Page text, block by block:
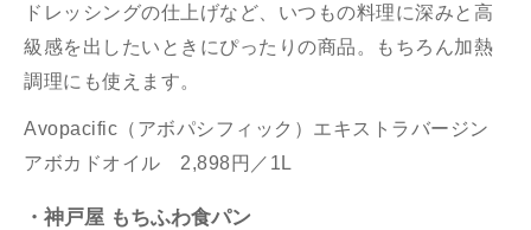
ドレッシングの仕上げなど、いつもの料理に深みと高
級感を出したいときにぴったりの商品。もちろん加熱
調理にも使えます。
Avopacific（アボパシフィック）エキストラバージン
アボカドオイル 2,898円／1L
・神戸屋 もちふわ食パン